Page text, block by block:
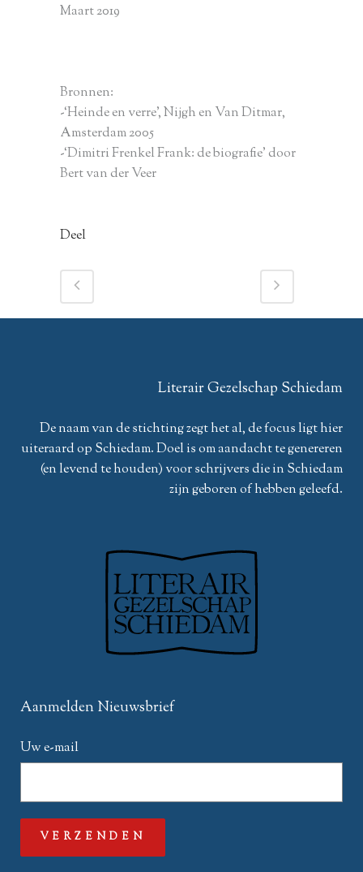
Maart 2019
Bronnen:
-‘Heinde en verre’, Nijgh en Van Ditmar,
Amsterdam 2005
-‘Dimitri Frenkel Frank: de biografie’ door
Bert van der Veer
Deel
Literair Gezelschap Schiedam
De naam van de stichting zegt het al, de focus ligt hier
uiteraard op Schiedam. Doel is om aandacht te genereren
(en levend te houden) voor schrijvers die in Schiedam
zijn geboren of hebben geleefd.
Aanmelden Nieuwsbrief
Uw e-mail